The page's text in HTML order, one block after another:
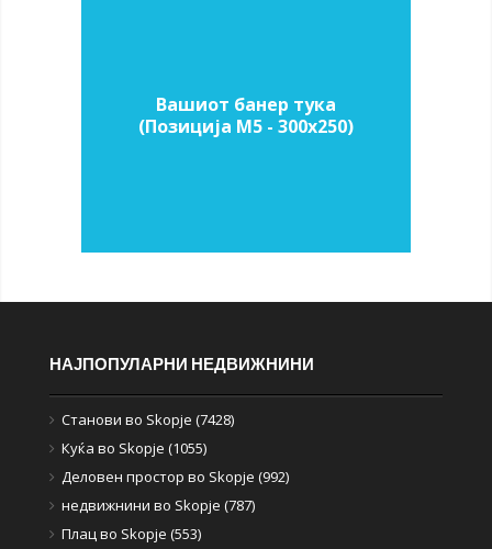
Вашиот банер тука
(Позиција M5 - 300х250)
НАЈПОПУЛАРНИ НЕДВИЖНИНИ
Станови во Skopje (7428)
Куќа во Skopje (1055)
Деловен простор во Skopje (992)
недвижнини во Skopje (787)
Плац во Skopje (553)